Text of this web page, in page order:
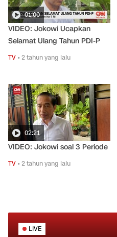
01:00
VIDEO: Jokowi Ucapkan
Selamat Ulang Tahun PDI-P
TV •2 tahun yang lalu
02:21
VIDEO: Jokowi soal 3 Periode
TV •2 tahun yang lalu
LIVE